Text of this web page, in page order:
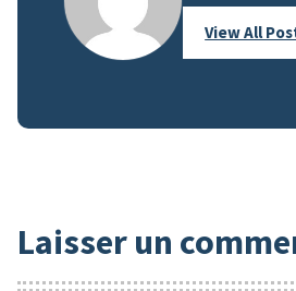
View All
Laisser un